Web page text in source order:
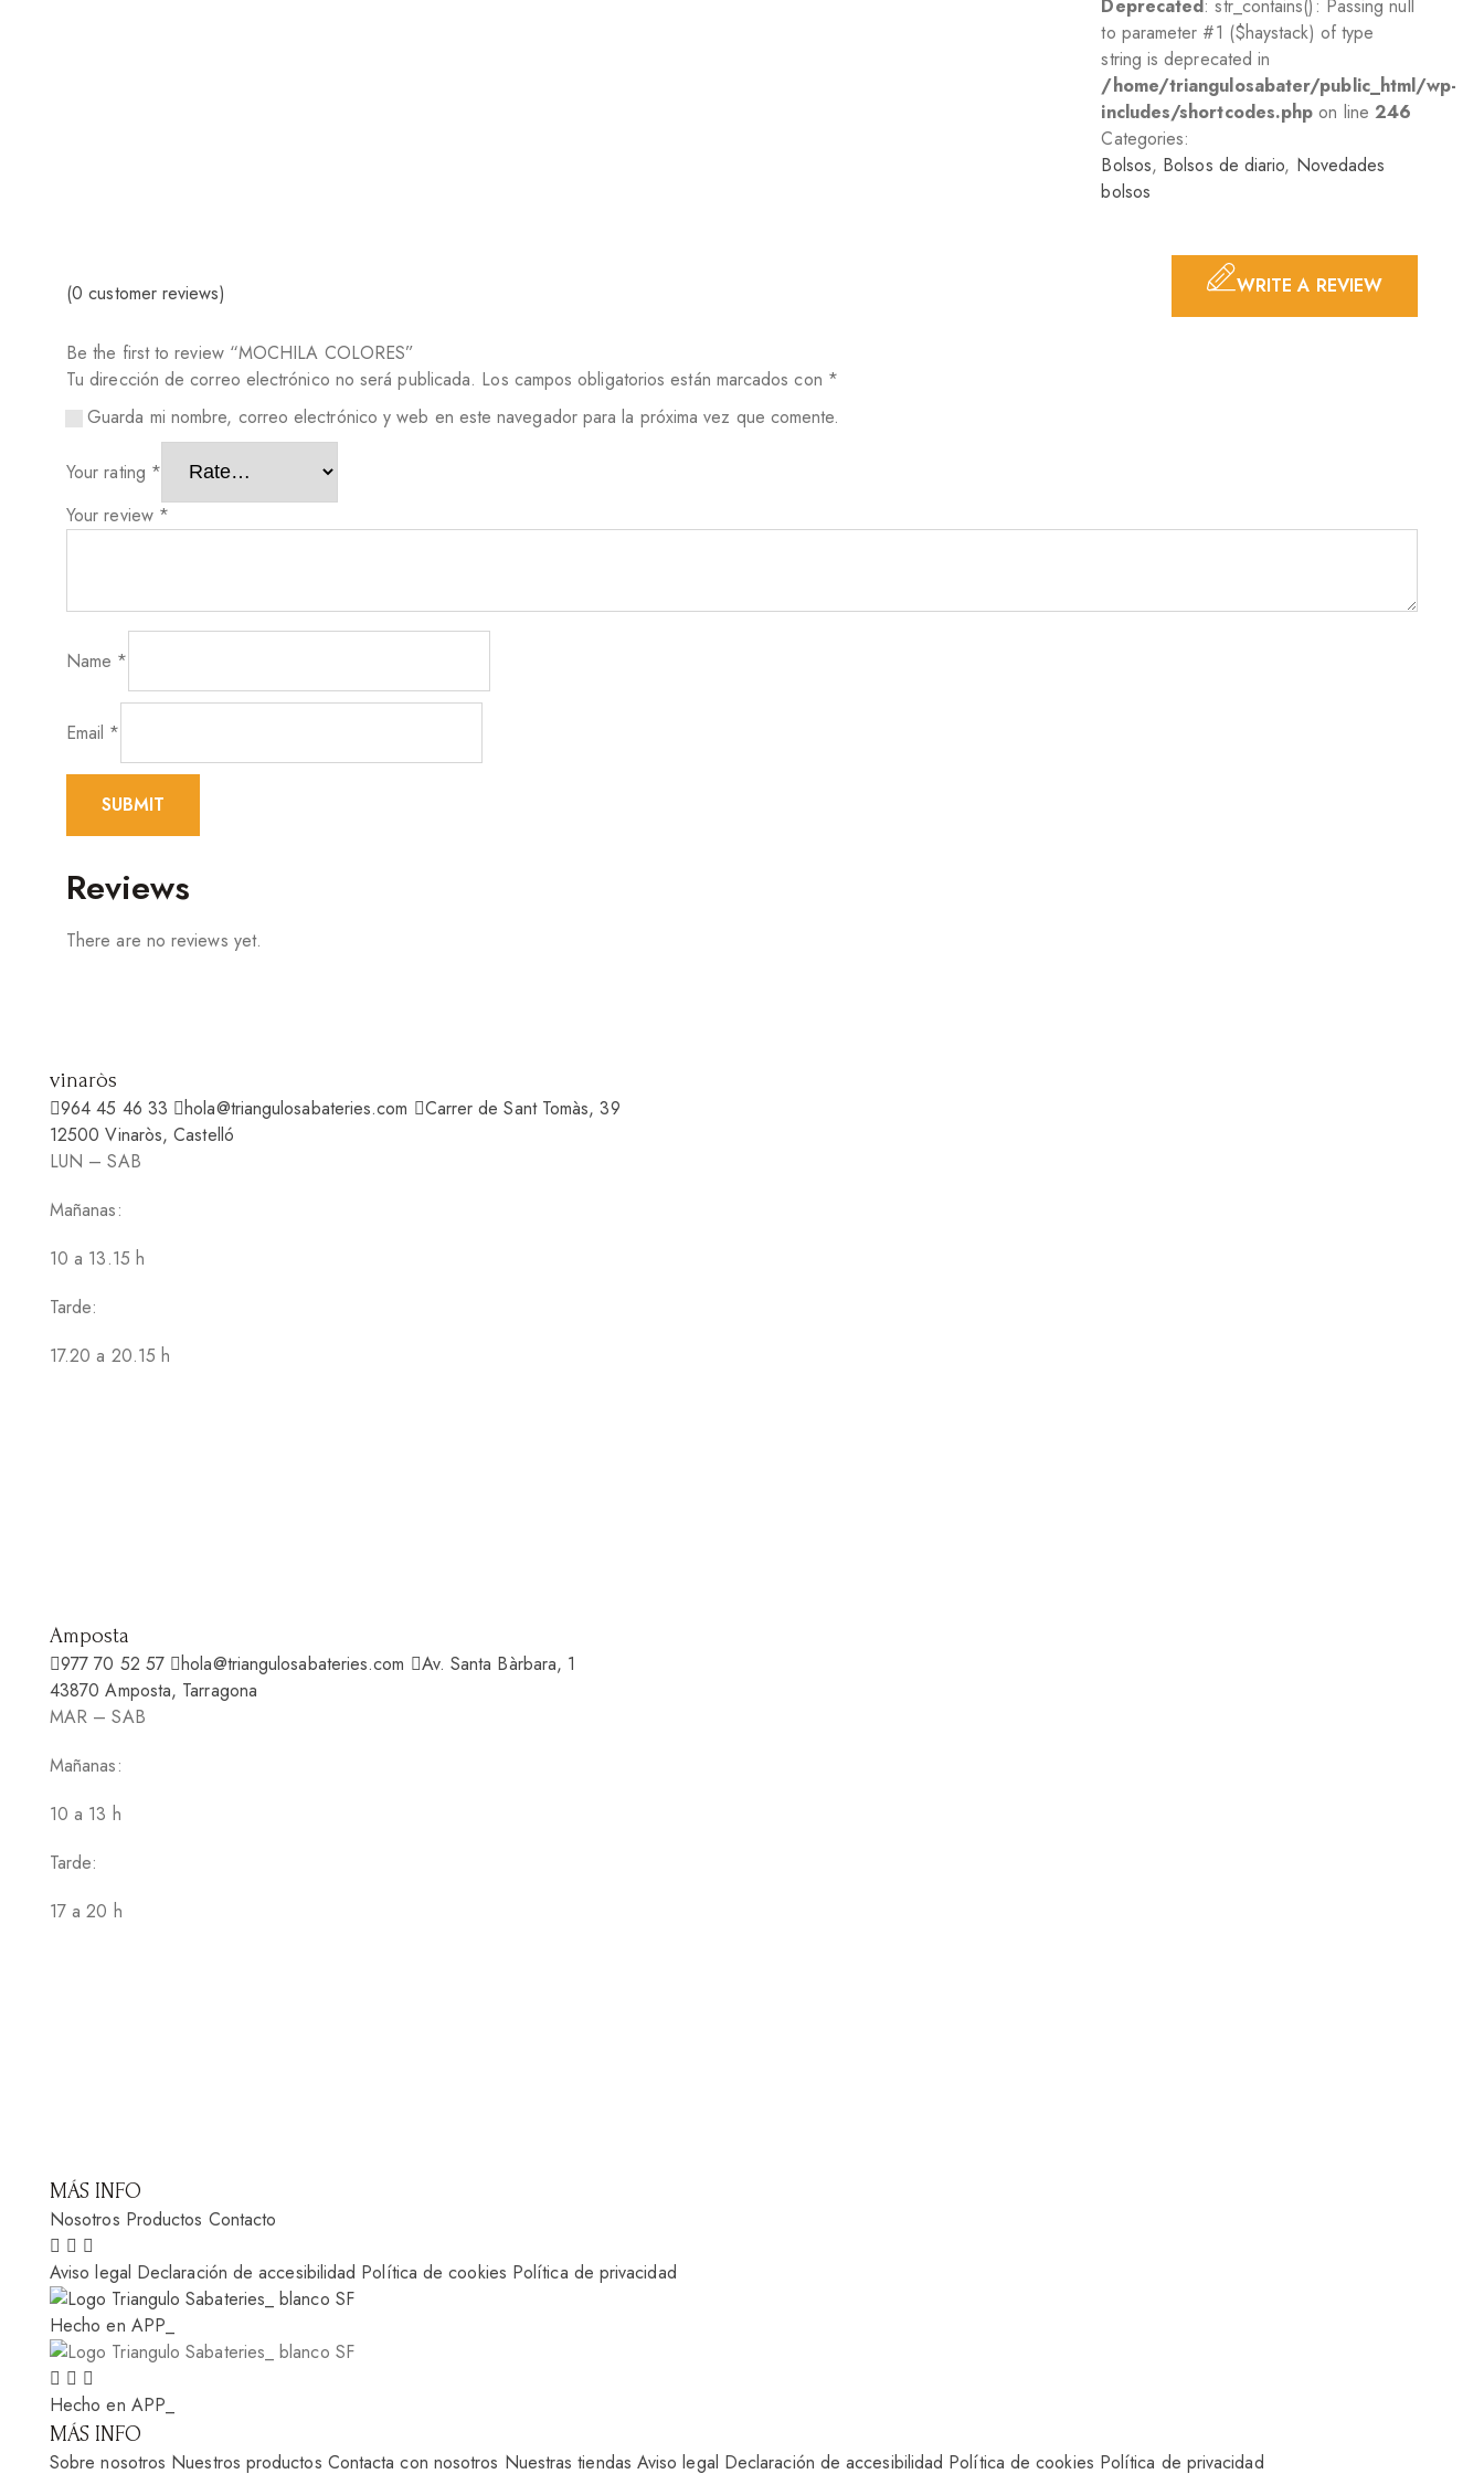
Deprecated: str_contains(): Passing null
to parameter #1 ($haystack) of type
string is deprecated in
/home/triangulosabater/public_html/wp-
includes/shortcodes.php on line 246
Categories:
Bolsos, Bolsos de diario, Novedades
bolsos
(0 customer reviews) WRITE A REVIEW
Be the first to review “MOCHILA COLORES”
Tu dirección de correo electrónico no será publicada. Los campos obligatorios están marcados con *
Guarda mi nombre, correo electrónico y web en este navegador para la próxima vez que comente.
Your rating *
Your review *
Name *
Email *
Reviews
There are no reviews yet.
vinaròs
964 45 46 33 hola@triangulosabateries.com
Carrer de Sant Tomàs, 39
12500 Vinaròs, Castelló
LUN – SAB
Mañanas:
10 a 13.15 h
Tarde:
17.20 a 20.15 h
Amposta
977 70 52 57 hola@triangulosabateries.com
Av. Santa Bàrbara, 1
43870 Amposta, Tarragona
MAR – SAB
Mañanas:
10 a 13 h
Tarde:
17 a 20 h
MÁS INFO
Nosotros Productos Contacto
Aviso legal Declaración de accesibilidad Política de cookies Política de privacidad
Hecho en APP_
Hecho en APP_
MÁS INFO
Sobre nosotros Nuestros productos Contacta con nosotros Nuestras tiendas Aviso legal Declaración de accesibilidad Política de cookies Política de privacidad